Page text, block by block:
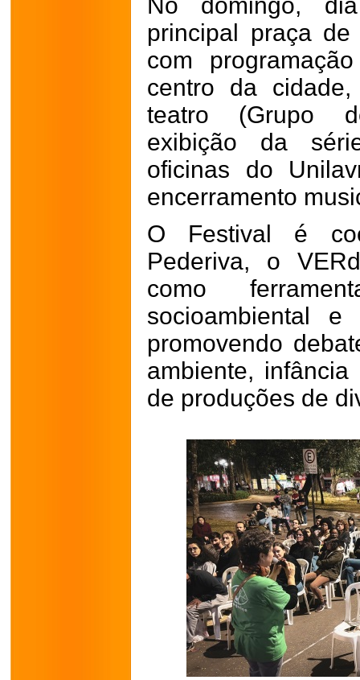
principal praça
com
centro da
teatro (Grupo
exibição da
oficinas do
encerramento
O Festival é
Pederiva, o
como
socioambiental e
promovendo
ambiente,
de produções de